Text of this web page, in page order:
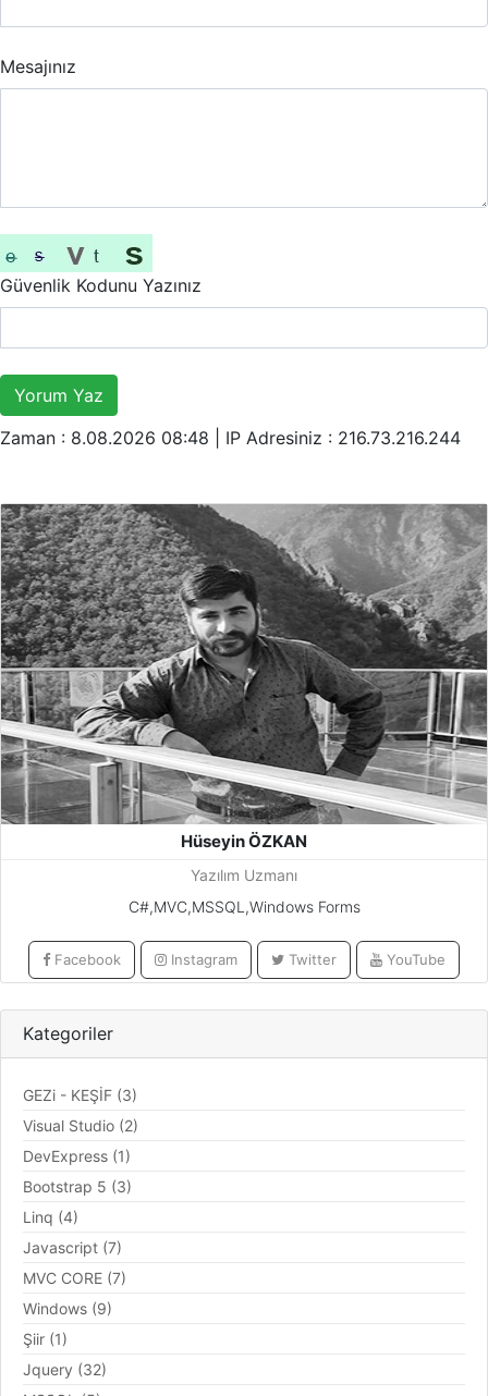
Mesajınız
Güvenlik Kodunu Yazınız
Yorum Yaz
Zaman : 8.08.2026 08:48 | IP Adresiniz : 216.73.216.244
Hüseyin ÖZKAN
Yazılım Uzmanı
C#,MVC,MSSQL,Windows Forms
Facebook Instagram Twitter YouTube
Kategoriler
GEZi - KEŞİF (3)
Visual Studio (2)
DevExpress (1)
Bootstrap 5 (3)
Linq (4)
Javascript (7)
MVC CORE (7)
Windows (9)
Şiir (1)
Jquery (32)